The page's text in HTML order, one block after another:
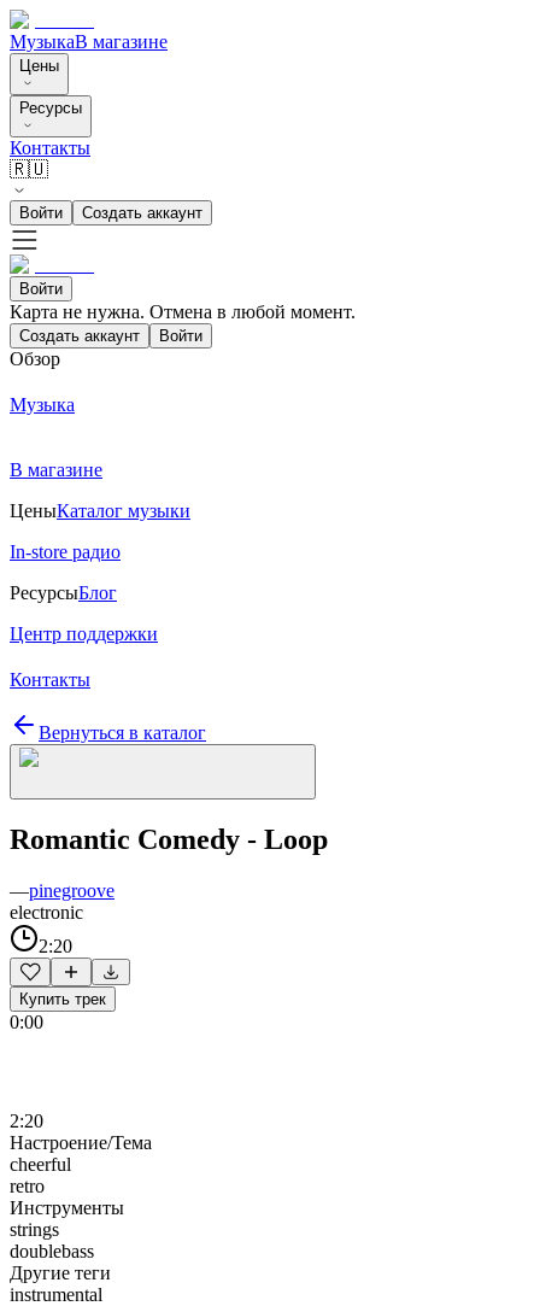
МузыкаВ магазине
Цены
Ресурсы
Контакты
🇷🇺
Войти Создать аккаунт
Войти
Карта не нужна. Отмена в любой момент.
Создать аккаунт Войти
Обзор
Музыка
В магазине
ЦеныКаталог музыки
In-store радио
РесурсыБлог
Центр поддержки
Контакты
Вернуться в каталог
Romantic Comedy - Loop
—pinegroove
electronic
2:20
Купить трек
0:00
2:20
Настроение/Тема
cheerful
retro
Инструменты
strings
doublebass
Другие теги
instrumental